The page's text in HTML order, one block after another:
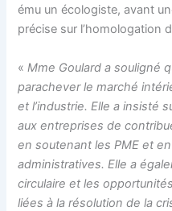
ému un écologiste, avant
précise sur l’homologation
« Mme Goulard a souligné
parachever le marché
et l’industrie. Elle a insisté
aux entreprises de
en soutenant les PME et
administratives. Elle a
circulaire et les
liées à la résolution de la